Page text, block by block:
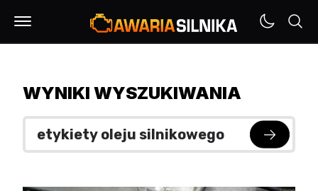
WYNIKI WYSZUKIWANIA